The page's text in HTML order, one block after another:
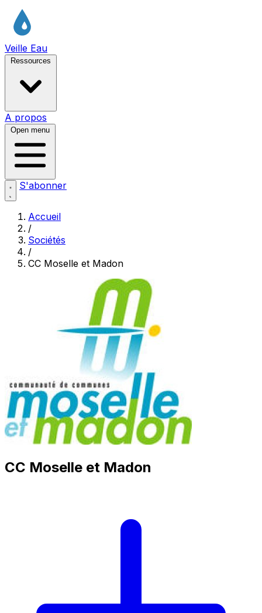
Veille Eau
Ressources
A propos
Open menu
S'abonner
Accueil
/
Sociétés
/
CC Moselle et Madon
CC Moselle et Madon